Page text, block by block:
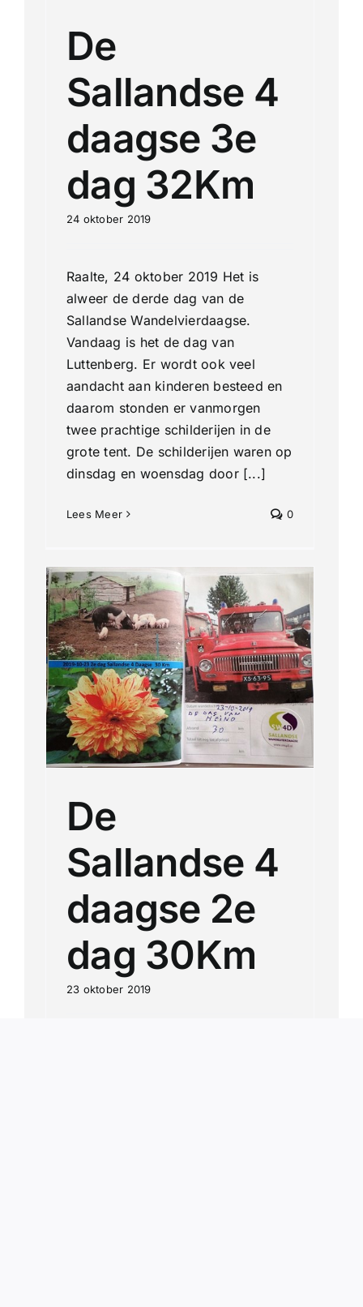
De
Sallandse 4
daagse 3e
dag 32Km
24 oktober 2019
Raalte, 24 oktober 2019 Het is
alweer de derde dag van de
Sallandse Wandelvierdaagse.
Vandaag is het de dag van
Luttenberg. Er wordt ook veel
aandacht aan kinderen besteed en
daarom stonden er vanmorgen
twee prachtige schilderijen in de
grote tent. De schilderijen waren op
dinsdag en woensdag door [...]
Lees Meer 0
De
Sallandse 4
daagse 2e
dag 30Km
23 oktober 2019